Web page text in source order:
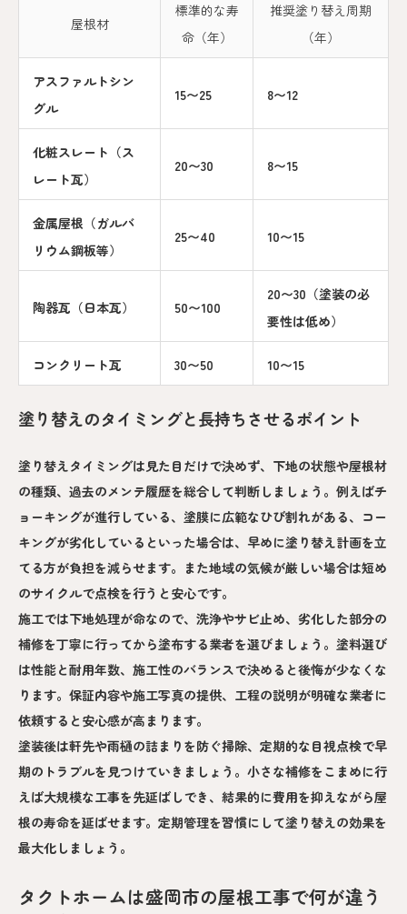
屋根材
標準的な寿
命（年）
推奨塗り替え周期
（年）
アスファルトシン
グル
15〜25 8〜12
化粧スレート（ス
レート瓦）
20〜30 8〜15
金属屋根（ガルバ
リウム鋼板等）
25〜40 10〜15
陶器瓦（日本瓦） 50〜100
20〜30（塗装の必
要性は低め）
コンクリート瓦 30〜50 10〜15
塗り替えのタイミングと長持ちさせるポイント
塗り替えタイミングは見た目だけで決めず、下地の状態や屋根材
の種類、過去のメンテ履歴を総合して判断しましょう。例えばチ
ョーキングが進行している、塗膜に広範なひび割れがある、コー
キングが劣化しているといった場合は、早めに塗り替え計画を立
てる方が負担を減らせます。また地域の気候が厳しい場合は短め
のサイクルで点検を行うと安心です。
施工では下地処理が命なので、洗浄やサビ止め、劣化した部分の
補修を丁寧に行ってから塗布する業者を選びましょう。塗料選び
は性能と耐用年数、施工性のバランスで決めると後悔が少なくな
ります。保証内容や施工写真の提供、工程の説明が明確な業者に
依頼すると安心感が高まります。
塗装後は軒先や雨樋の詰まりを防ぐ掃除、定期的な目視点検で早
期のトラブルを見つけていきましょう。小さな補修をこまめに行
えば大規模な工事を先延ばしでき、結果的に費用を抑えながら屋
根の寿命を延ばせます。定期管理を習慣にして塗り替えの効果を
最大化しましょう。
タクトホームは盛岡市の屋根工事で何が違う